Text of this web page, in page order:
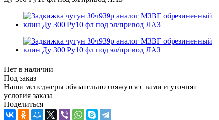
Нет в наличии
Под заказ
Наши менеджеры обязательно свяжутся с вами и уточнят
условия заказа
Поделиться